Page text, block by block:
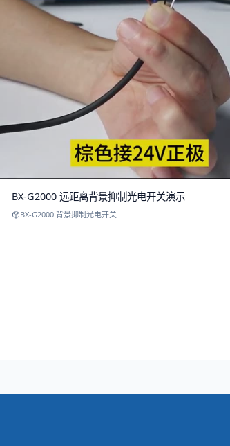
BX-G2000 远距离背景抑制光电开关演示
BX-G2000 背景抑制光电开关